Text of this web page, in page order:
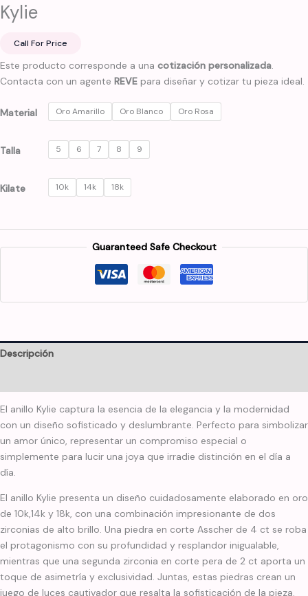
Kylie
Call For Price
Este producto corresponde a una cotización personalizada.
Contacta con un agente REVE para diseñar y cotizar tu pieza ideal.
Material Oro Amarillo Oro Blanco Oro Rosa
Talla 5 6 7 8 9
Kilate 10k 14k 18k
Guaranteed Safe Checkout
Descripción
El anillo Kylie captura la esencia de la elegancia y la modernidad
con un diseño sofisticado y deslumbrante. Perfecto para simbolizar
un amor único, representar un compromiso especial o
simplemente para lucir una joya que irradie distinción en el día a
día.
El anillo Kylie presenta un diseño cuidadosamente elaborado en oro
de 10k,14k y 18k, con una combinación impresionante de dos
zirconias de alto brillo. Una piedra en corte Asscher de 4 ct se roba
el protagonismo con su profundidad y resplandor inigualable,
mientras que una segunda zirconia en corte pera de 2 ct aporta un
toque de asimetría y exclusividad. Juntas, estas piedras crean un
juego de luces cautivador que resalta la sofisticación de la pieza.